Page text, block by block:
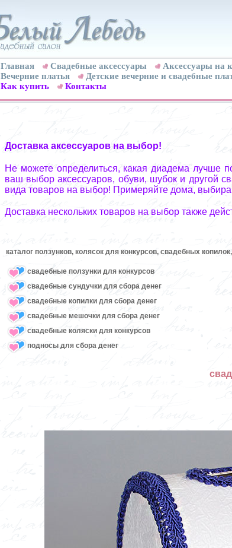
Главная Свадебные аксессуары Аксессуары на
Вечерние платья
Детские вечерние и свадебные
Как купить
Контакты
Доставка аксессуаров на выбор!
Не можете определиться, какая диадема лучше
ваш выбор аксессуаров, обуви, шубок и другой
вида товаров на выбор! Примеряйте дома,
Доставка нескольких товаров на выбор также
каталог ползунков, колясок для конкурсов, свадебных
свадебные ползунки для конкурсов
свадебные сундучки для сбора денег
свадебные копилки для сбора денег
свадебные мешочки для сбора денег
свадебные коляски для конкурсов
подносы для сбора денег